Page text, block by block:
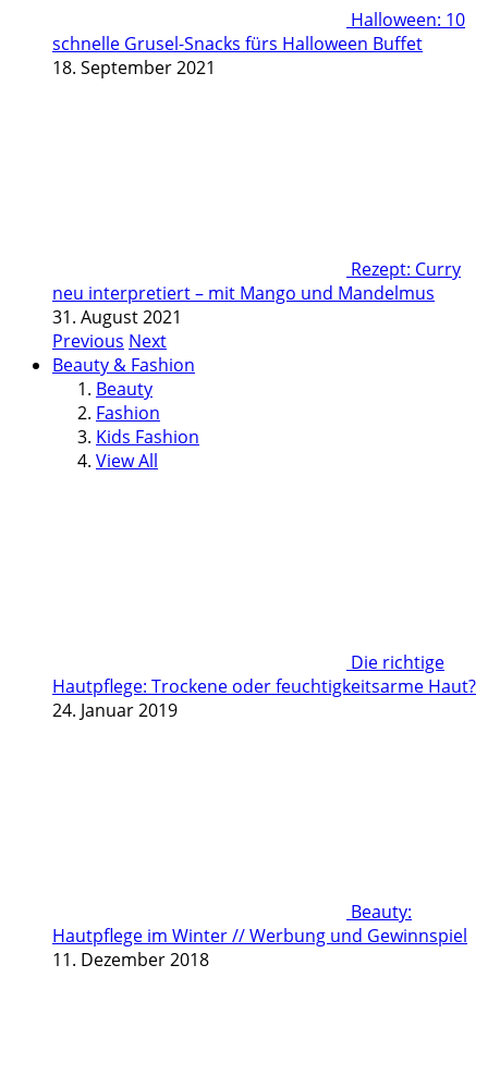
Halloween: 10
schnelle Grusel-Snacks fürs Halloween Buffet
18. September 2021
Rezept: Curry
neu interpretiert – mit Mango und Mandelmus
31. August 2021
Previous Next
Beauty & Fashion
Beauty
Fashion
Kids Fashion
View All
Die richtige
Hautpflege: Trockene oder feuchtigkeitsarme Haut?
24. Januar 2019
Beauty:
Hautpflege im Winter // Werbung und Gewinnspiel
11. Dezember 2018